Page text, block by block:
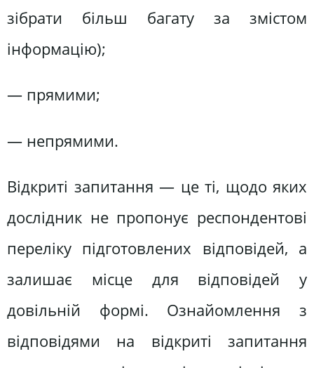
зібрати більш багату за змістом
інформацію);
— прямими;
— непрямими.
Відкриті запитання — це ті, щодо яких
дослідник не пропонує респондентові
переліку підготовлених відповідей, а
залишає місце для відповідей у
довільній формі. Ознайомлення з
відповідями на відкриті запитання